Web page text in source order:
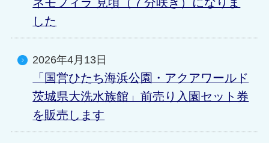
ネモフィラ 見頃（７分咲き）になりま
した
2026年4月13日
「国営ひたち海浜公園・アクアワールド
茨城県大洗水族館」前売り入園セット券
を販売します